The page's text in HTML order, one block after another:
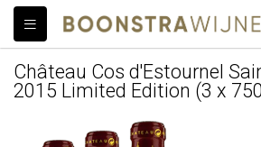
Château Cos d'Estournel
2015 Limited Edition (3 x